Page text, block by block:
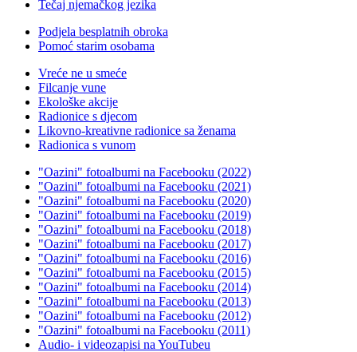
Tečaj njemačkog jezika
Podjela besplatnih obroka
Pomoć starim osobama
Vreće ne u smeće
Filcanje vune
Ekološke akcije
Radionice s djecom
Likovno-kreativne radionice sa ženama
Radionica s vunom
"Oazini" fotoalbumi na Facebooku (2022)
"Oazini" fotoalbumi na Facebooku (2021)
"Oazini" fotoalbumi na Facebooku (2020)
"Oazini" fotoalbumi na Facebooku (2019)
"Oazini" fotoalbumi na Facebooku (2018)
"Oazini" fotoalbumi na Facebooku (2017)
"Oazini" fotoalbumi na Facebooku (2016)
"Oazini" fotoalbumi na Facebooku (2015)
"Oazini" fotoalbumi na Facebooku (2014)
"Oazini" fotoalbumi na Facebooku (2013)
"Oazini" fotoalbumi na Facebooku (2012)
"Oazini" fotoalbumi na Facebooku (2011)
Audio- i videozapisi na YouTubeu